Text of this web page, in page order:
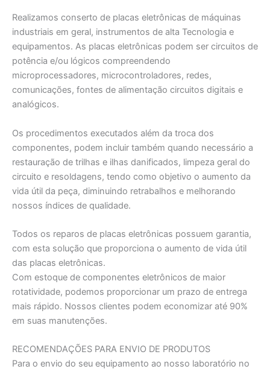
Realizamos conserto de placas eletrônicas de máquinas
industriais em geral, instrumentos de alta Tecnologia e
equipamentos. As placas eletrônicas podem ser circuitos de
potência e/ou lógicos compreendendo
microprocessadores, microcontroladores, redes,
comunicações, fontes de alimentação circuitos digitais e
analógicos.
Os procedimentos executados além da troca dos
componentes, podem incluir também quando necessário a
restauração de trilhas e ilhas danificados, limpeza geral do
circuito e resoldagens, tendo como objetivo o aumento da
vida útil da peça, diminuindo retrabalhos e melhorando
nossos índices de qualidade.
Todos os reparos de placas eletrônicas possuem garantia,
com esta solução que proporciona o aumento de vida útil
das placas eletrônicas.
Com estoque de componentes eletrônicos de maior
rotatividade, podemos proporcionar um prazo de entrega
mais rápido. Nossos clientes podem economizar até 90%
em suas manutenções.
RECOMENDAÇÕES PARA ENVIO DE PRODUTOS
Para o envio do seu equipamento ao nosso laboratório no